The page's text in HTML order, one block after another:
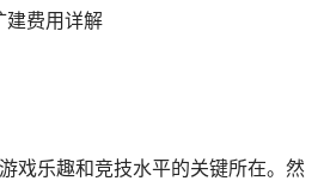
建费用详解
戏乐趣和竞技水平的关键所在。然